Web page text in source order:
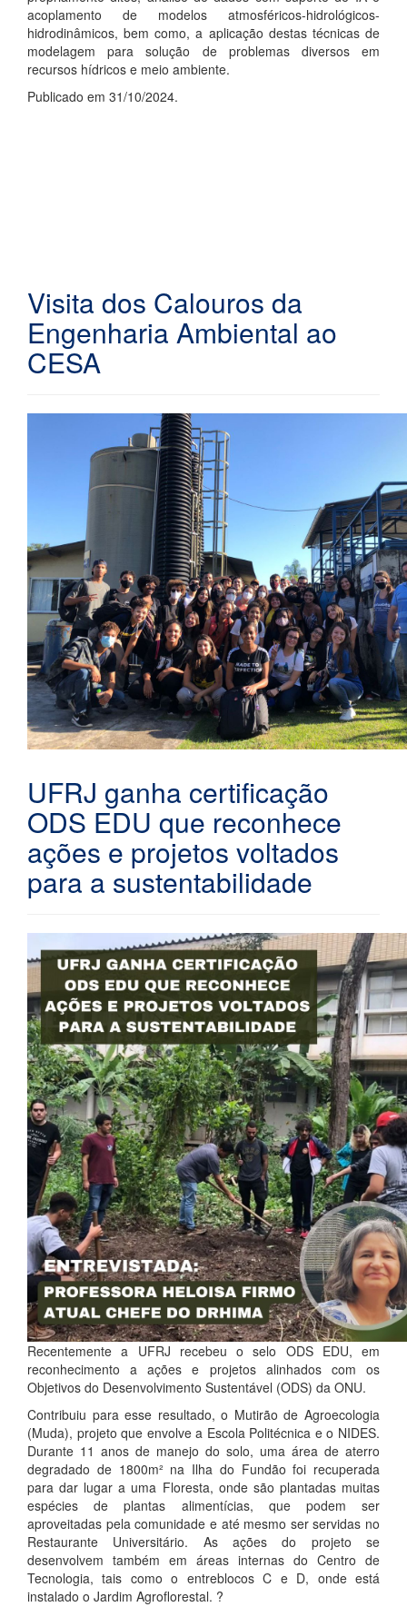
acoplamento de modelos atmosféricos-hidrológicos-
hidrodinâmicos, bem como, a aplicação destas técnicas de
modelagem para solução de problemas diversos em
recursos hídricos e meio ambiente.
Publicado em 31/10/2024.
Visita dos Calouros da
Engenharia Ambiental ao
CESA
UFRJ ganha certificação
ODS EDU que reconhece
ações e projetos voltados
para a sustentabilidade
Recentemente a UFRJ recebeu o selo ODS EDU, em
reconhecimento a ações e projetos alinhados com os
Objetivos do Desenvolvimento Sustentável (ODS) da ONU.
Contribuiu para esse resultado, o Mutirão de Agroecologia
(Muda), projeto que envolve a Escola Politécnica e o NIDES.
Durante 11 anos de manejo do solo, uma área de aterro
degradado de 1800m² na Ilha do Fundão foi recuperada
para dar lugar a uma Floresta, onde são plantadas muitas
espécies de plantas alimentícias, que podem ser
aproveitadas pela comunidade e até mesmo ser servidas no
Restaurante Universitário. As ações do projeto se
desenvolvem também em áreas internas do Centro de
Tecnologia, tais como o entreblocos C e D, onde está
instalado o Jardim Agroflorestal. ?